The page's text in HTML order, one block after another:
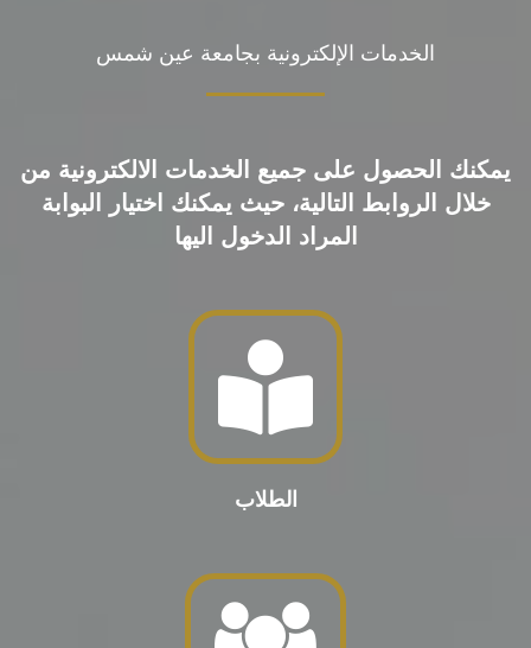
الخدمات الإلكترونية بجامعة عين شمس
يمكنك الحصول على جميع الخدمات الالكترونية من
خلال الروابط التالية، حيث يمكنك اختيار البوابة
المراد الدخول اليها
الطلاب